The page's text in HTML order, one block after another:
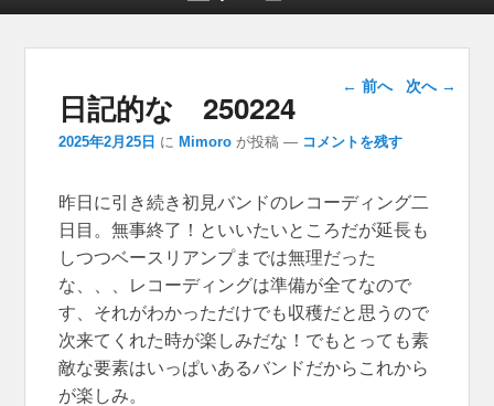
投稿ナビゲー
ション
← 前へ 次へ →
日記的な 250224
2025年2月25日 に Mimoro が投稿 — コメントを残す
昨日に引き続き初見バンドのレコーディング二
日目。無事終了！といいたいところだが延長も
しつつベースリアンプまでは無理だった
な、、、レコーディングは準備が全てなので
す、それがわかっただけでも収穫だと思うので
次来てくれた時が楽しみだな！でもとっても素
敵な要素はいっぱいあるバンドだからこれから
が楽しみ。